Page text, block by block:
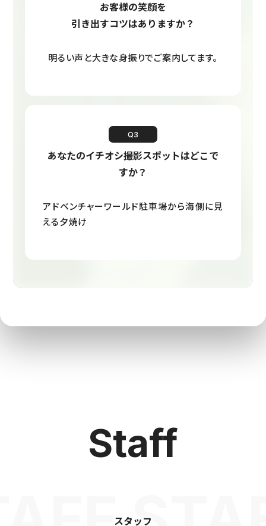
お客様の笑顔を
引き出すコツはありますか？
明るい声と大きな身振りでご案内してます。
Q3
あなたのイチオシ撮影スポットはどこで
すか？
アドベンチャーワールド駐車場から海側に見
える夕焼け
Staff
スタッフ